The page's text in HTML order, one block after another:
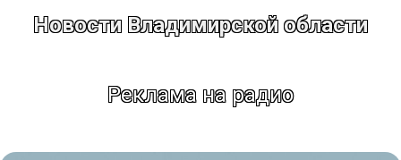
Новости Владимирской области
Реклама на радио